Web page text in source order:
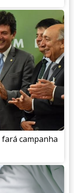
campanha